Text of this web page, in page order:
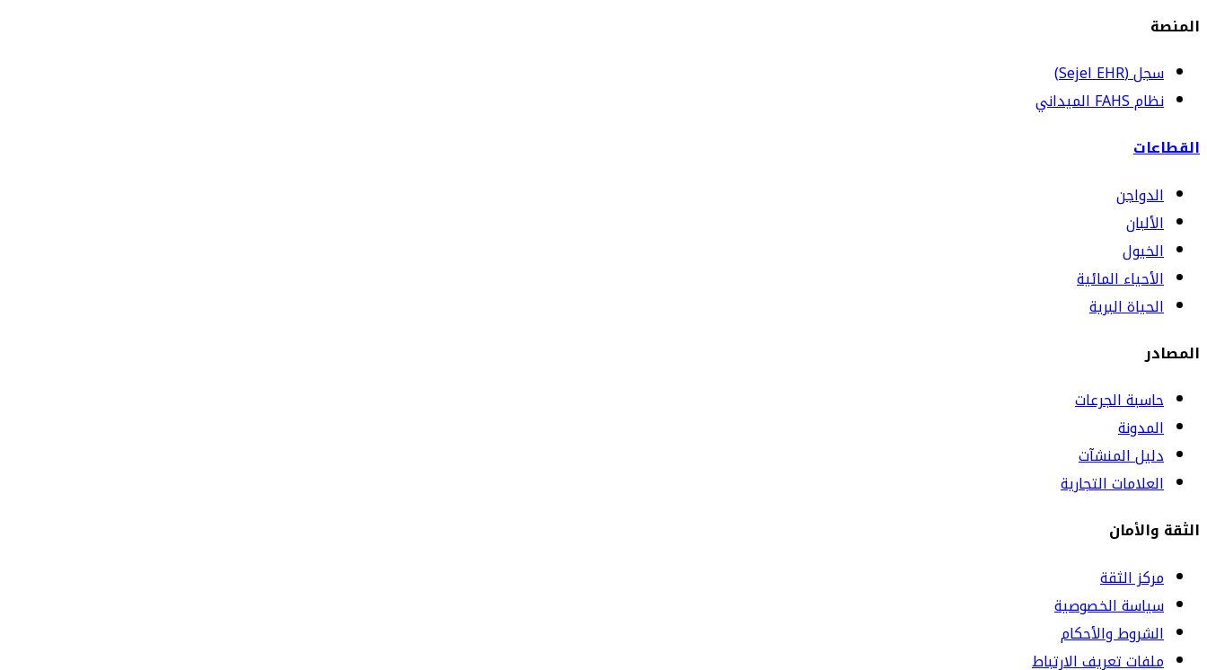
المنصة
سجل (Sejel EHR)
نظام FAHS الميداني
القطاعات
الدواجن
الألبان
الخيول
الأحياء المائية
الحياة البرية
المصادر
حاسبة الجرعات
المدونة
دليل المنشآت
العلامات التجارية
الثقة والأمان
مركز الثقة
سياسة الخصوصية
الشروط والأحكام
ملفات تعريف الارتباط